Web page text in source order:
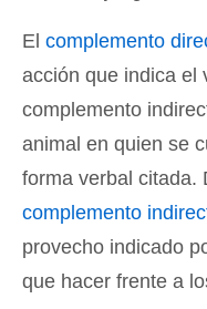
El complemento
acción que indica el
complemento
animal en quien se
forma verbal citada.
complemento
provecho indicado
que hacer frente a